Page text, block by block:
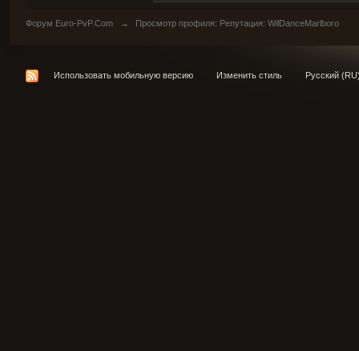
Форум Euro-PvP.Com → Просмотр профиля: Репутация: WilDanceMarlboro
Использовать мобильную версию Изменить стиль Русский